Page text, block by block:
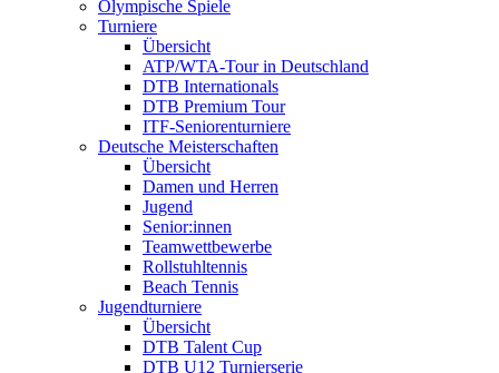
Olympische Spiele
Turniere
Übersicht
ATP/WTA-Tour in Deutschland
DTB Internationals
DTB Premium Tour
ITF-Seniorenturniere
Deutsche Meisterschaften
Übersicht
Damen und Herren
Jugend
Senior:innen
Teamwettbewerbe
Rollstuhltennis
Beach Tennis
Jugendturniere
Übersicht
DTB Talent Cup
DTB U12 Turnierserie